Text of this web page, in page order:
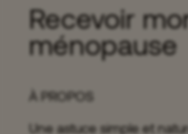
Recevoir
ménopause
À PROPOS
Une astuce simple et